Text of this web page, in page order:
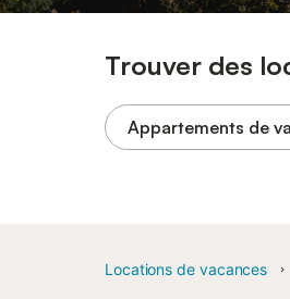
Trouver des
Appartements de
Locations de vacances